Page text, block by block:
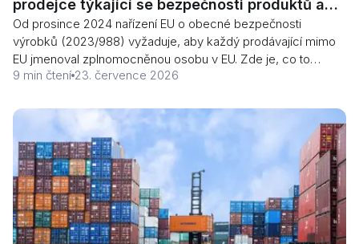
prodejce týkající se bezpečnosti produktů a
odpovědných osob
Od prosince 2024 nařízení EU o obecné bezpečnosti
výrobků (2023/988) vyžaduje, aby každý prodávající mimo
EU jmenoval zplnomocněnou osobu v EU. Zde je, co to
znamená pro vaše nabídky, označování a celní odbavení v
9 min čtení 23. července 2026